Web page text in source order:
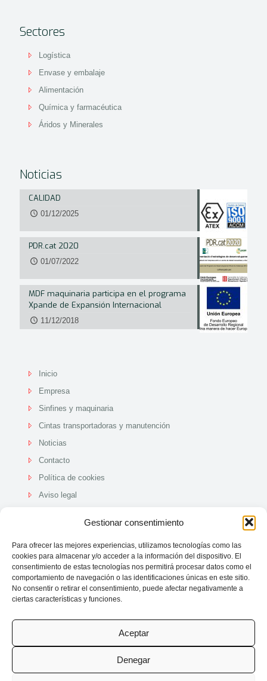
Gestionar consentimiento
Para ofrecer las mejores experiencias, utilizamos tecnologías como las
cookies para almacenar y/o acceder a la información del dispositivo. El
consentimiento de estas tecnologías nos permitirá procesar datos como el
comportamiento de navegación o las identificaciones únicas en este sitio.
No consentir o retirar el consentimiento, puede afectar negativamente a
ciertas características y funciones.
Aceptar
Denegar
Sectores
Logística
Envase y embalaje
Alimentación
Química y farmacéutica
Áridos y Minerales
Noticias
CALIDAD
01/12/2025
PDR.cat 2020
01/07/2022
MDF maquinaria participa en el programa
Xpande de Expansión Internacional
11/12/2018
Inicio
Empresa
Sinfines y maquinaria
Cintas transportadoras y manutención
Noticias
Contacto
Política de cookies
Aviso legal
© 2025 MDF Maquinaria -Disseny Web HST